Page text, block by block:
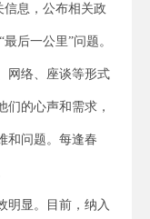
信息，公布相关政
后一公里”问题。
网络、座谈等形式
们的心声和需求，
和问题。每逢春
明显。目前，纳入